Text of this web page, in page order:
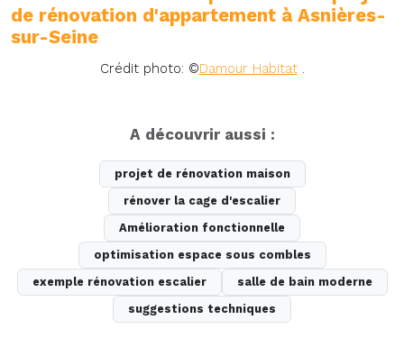
de rénovation d'appartement à Asnières-
sur-Seine
Crédit photo: ©Damour Habitat.
A découvrir aussi :
projet de rénovation maison
rénover la cage d'escalier
Amélioration fonctionnelle
optimisation espace sous combles
exemple rénovation escalier
salle de bain moderne
suggestions techniques